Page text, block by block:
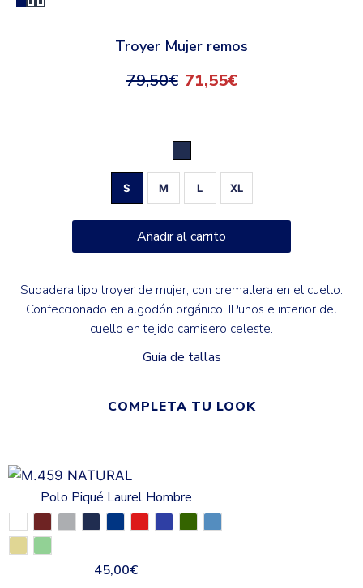
Troyer Mujer remos
79,50€ 71,55€
Marino
S M L XL
Añadir al carrito
Sudadera tipo troyer de mujer, con cremallera en el cuello.
Confeccionado en algodón orgánico. IPuños e interior del
cuello en tejido camisero celeste.
Guía de tallas
COMPLETA TU LOOK
Polo Piqué Laurel Hombre
45,00€